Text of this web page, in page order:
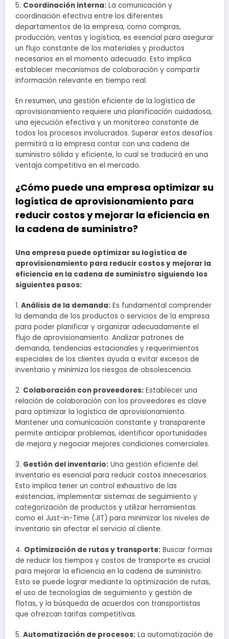
5. Coordinación interna: La comunicación y
coordinación efectiva entre los diferentes
departamentos de la empresa, como compras,
producción, ventas y logística, es esencial para asegurar
un flujo constante de los materiales y productos
necesarios en el momento adecuado. Esto implica
establecer mecanismos de colaboración y compartir
información relevante en tiempo real.
En resumen, una gestión eficiente de la logística de
aprovisionamiento requiere una planificación cuidadosa,
una ejecución efectiva y un monitoreo constante de
todos los procesos involucrados. Superar estos desafíos
permitirá a la empresa contar con una cadena de
suministro sólida y eficiente, lo cual se traducirá en una
ventaja competitiva en el mercado.
¿Cómo puede una empresa optimizar su
logística de aprovisionamiento para
reducir costos y mejorar la eficiencia en
la cadena de suministro?
Una empresa puede optimizar su logística de
aprovisionamiento para reducir costos y mejorar la
eficiencia en la cadena de suministro siguiendo los
siguientes pasos:
1. Análisis de la demanda: Es fundamental comprender
la demanda de los productos o servicios de la empresa
para poder planificar y organizar adecuadamente el
flujo de aprovisionamiento. Analizar patrones de
demanda, tendencias estacionales y requerimientos
especiales de los clientes ayuda a evitar excesos de
inventario y minimiza los riesgos de obsolescencia.
2. Colaboración con proveedores: Establecer una
relación de colaboración con los proveedores es clave
para optimizar la logística de aprovisionamiento.
Mantener una comunicación constante y transparente
permite anticipar problemas, identificar oportunidades
de mejora y negociar mejores condiciones comerciales.
3. Gestión del inventario: Una gestión eficiente del
inventario es esencial para reducir costos innecesarios.
Esto implica tener un control exhaustivo de las
existencias, implementar sistemas de seguimiento y
categorización de productos y utilizar herramientas
como el Just-in-Time (JIT) para minimizar los niveles de
inventario sin afectar el servicio al cliente.
4. Optimización de rutas y transporte: Buscar formas
de reducir los tiempos y costos de transporte es crucial
para mejorar la eficiencia en la cadena de suministro.
Esto se puede lograr mediante la optimización de rutas,
el uso de tecnologías de seguimiento y gestión de
flotas, y la búsqueda de acuerdos con transportistas
que ofrezcan tarifas competitivas.
5. Automatización de procesos: La automatización de